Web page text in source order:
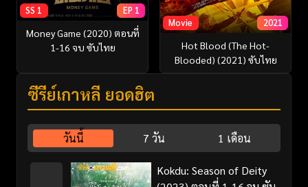
SS 1 EP 1
Money Game (2020) ตอนที่
1-16 จบ ซับไทย
Movie 2021
Hot Blood (The Hot-
Blooded) (2021) ซับไทย
ซีรี่ย์เกาหลี ยอดฮิต
วันนี้ 7 วัน 1 เดือน
Kokdu: Season of Deity